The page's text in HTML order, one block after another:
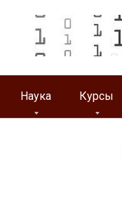
Наука Курсы